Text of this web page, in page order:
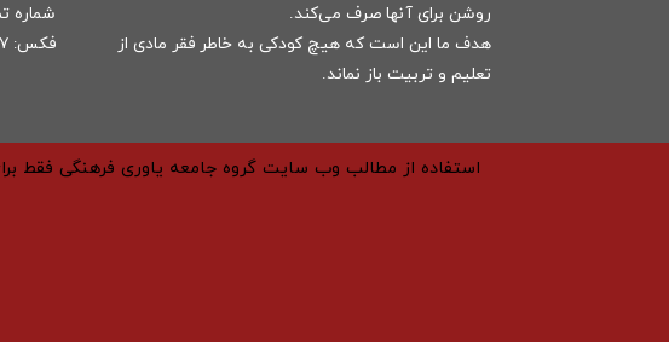
روشن برای آنها صرف می‌کند.
هدف ما این است که هیچ کودکی به خاطر فقر مادی از
تعلیم و تربیت باز نماند.
شماره
فکس: ۲۲۲۲۹۵۷۷-۰۲۱
استفاده از مطالب وب سایت گروه جامعه یاوری فرهنگی فقط